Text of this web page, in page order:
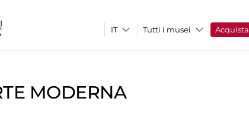
Tutti i musei Acquista
MODERNA